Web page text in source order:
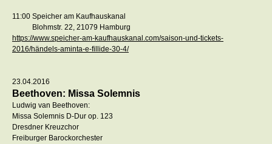
11:00 Speicher am Kaufhauskanal
Blohmstr. 22, 21079 Hamburg
https://www.speicher-am-kaufhauskanal.com/saison-und-tickets-
2016/händels-aminta-e-fillide-30-4/
23.04.2016
Beethoven: Missa Solemnis
Ludwig van Beethoven:
Missa Solemnis D-Dur op. 123
Dresdner Kreuzchor
Freiburger Barockorchester